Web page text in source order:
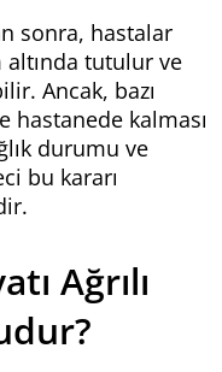
sonra, hastalar
altında tutulur ve
Ancak, bazı
hastanede kalması
durumu ve
bu kararı
Ağrılı